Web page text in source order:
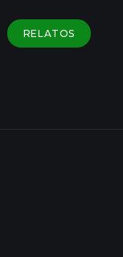
RELATOS